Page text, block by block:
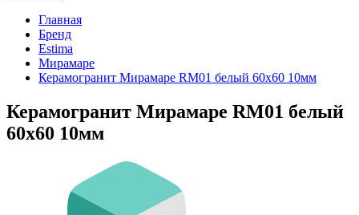
Главная
Бренд
Estima
Мирамаре
Керамогранит Мирамаре RM01 белый 60x60 10мм
Керамогранит Мирамаре RM01 белый
60x60 10мм